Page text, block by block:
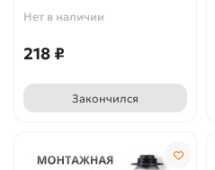
Нет в наличии
218 ₽
Закончился